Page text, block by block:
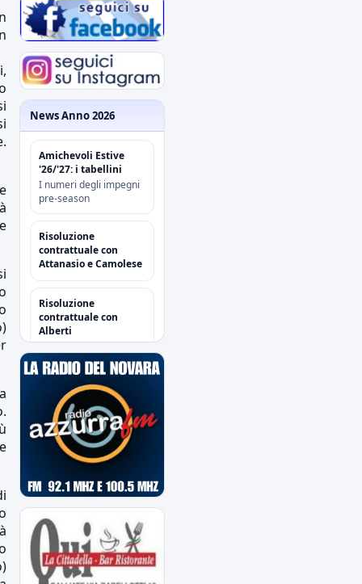
News Anno 2026
Amichevoli Estive
'26/'27: i tabellini
I numeri degli impegni
pre-season
Risoluzione
contrattuale con
Attanasio e Camolese
Risoluzione
contrattuale con
Alberti
Acquisti/Cessioni
"Sessione Estiva
2026/2027"
tutte le operazioni degli
azzurri
Il Novara è atteso dal
quarto impegno
estivo
Mercoledì a Chiavari.
Tra amichevoli e
mercato...
Orari Biglietteria